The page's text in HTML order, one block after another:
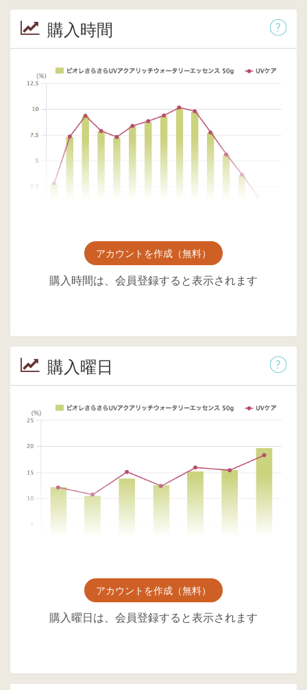
購入時間
アカウントを作成（無料）
購入時間は、会員登録すると表示されます
購入曜日
アカウントを作成（無料）
購入曜日は、会員登録すると表示されます